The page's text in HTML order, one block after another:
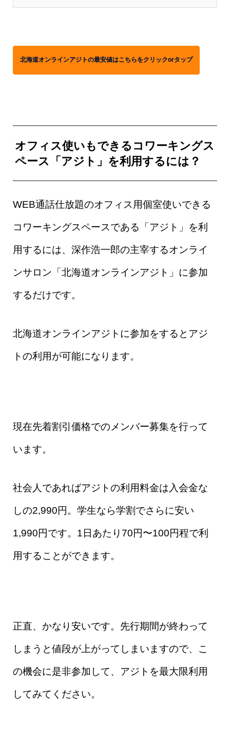
北海道オンラインアジトの最安値はこちらをクリックorタップ
オフィス使いもできるコワーキングス
ペース「アジト」を利用するには？
WEB通話仕放題のオフィス用個室使いできる
コワーキングスペースである「アジト」を利
用するには、深作浩一郎の主宰するオンライ
ンサロン「北海道オンラインアジト」に参加
するだけです。
北海道オンラインアジトに参加をするとアジ
トの利用が可能になります。
現在先着割引価格でのメンバー募集を行って
います。
社会人であればアジトの利用料金は入会金な
しの2,990円。 学生なら学割でさらに安い
1,990円です。 1日あたり70円〜100円程で利
用することができます。
正直、かなり安いです。先行期間が終わって
しまうと値段が上がってしまいますので、こ
の機会に是非参加して、アジトを最大限利用
してみてください。